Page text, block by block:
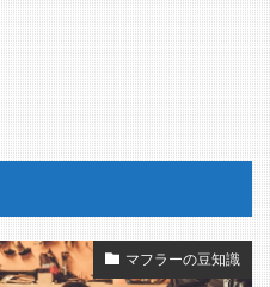
マフラーの豆知識